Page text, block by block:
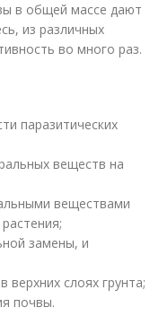
в общей массе дают
из различных
во много раз.
паразитических
веществ на
веществами
замены, и
верхних слоях грунта;
почвы.